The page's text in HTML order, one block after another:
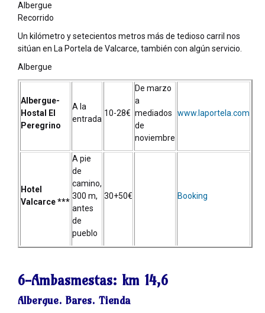
Albergue
Recorrido
Un kilómetro y setecientos metros más de tedioso carril nos
sitúan en La Portela de Valcarce, también con algún servicio.
Albergue
Albergue-
Hostal El
Peregrino
A la
entrada
10-28€
De marzo
a
mediados
de
noviembre
www.laportela.com
Hotel
Valcarce ***
A pie
de
camino,
300 m,
antes
de
pueblo
30+50€ Booking
6-Ambasmestas: km 14,6
Albergue. Bares. Tienda